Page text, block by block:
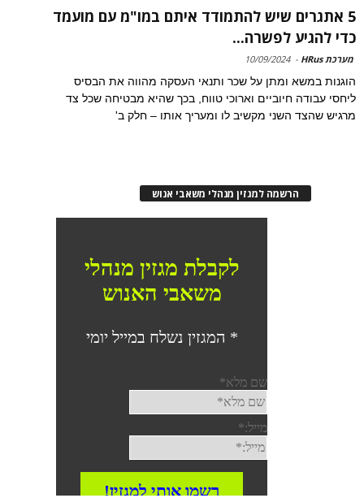
5 אתגרים שיש להתמודד איתם במו"מ עם מועמד
כדי להגיע לפשרה...
מערכת HRus -
10/09/2024
הוגנות במשא ומתן על שכר ותנאי העסקה מהווה את הבסיס
ליחסי עבודה חיוביים וארוכי טווח, בכך שהיא מבטיחה שכל צד
מרגיש שהצד השני מקשיב לו ומעריך אותו – חלק ב'
הרשמה למגזין מנהלי משאבי אנוש